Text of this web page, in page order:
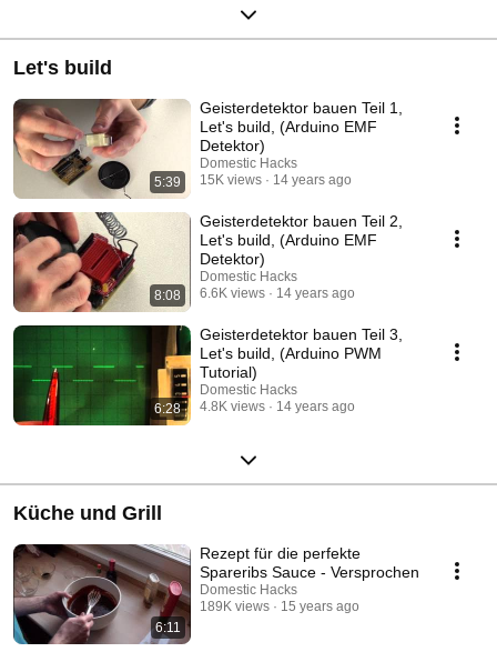
Let's build
5:39
Geisterdetektor bauen Teil 1,
Let's build, (Arduino EMF
Detektor)
Domestic Hacks
15K views
14 years ago
8:08
Geisterdetektor bauen Teil 2,
Let's build, (Arduino EMF
Detektor)
Domestic Hacks
6.6K views
14 years ago
6:28
Geisterdetektor bauen Teil 3,
Let's build, (Arduino PWM
Tutorial)
Domestic Hacks
4.8K views
14 years ago
Küche und Grill
6:11
Rezept für die perfekte
Spareribs Sauce - Versprochen
Domestic Hacks
189K views
15 years ago